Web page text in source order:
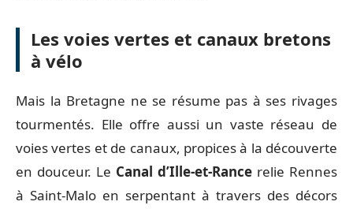
Les voies vertes et canaux bretons
à vélo
Mais la Bretagne ne se résume pas à ses rivages
tourmentés. Elle offre aussi un vaste réseau de
voies vertes et de canaux, propices à la découverte
en douceur. Le Canal d’Ille-et-Rance relie Rennes
à Saint-Malo en serpentant à travers des décors